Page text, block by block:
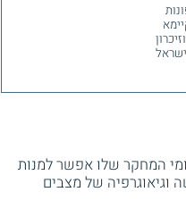
המחקר שלו אפשר למנות
וגיאוגרפיה של מצבים